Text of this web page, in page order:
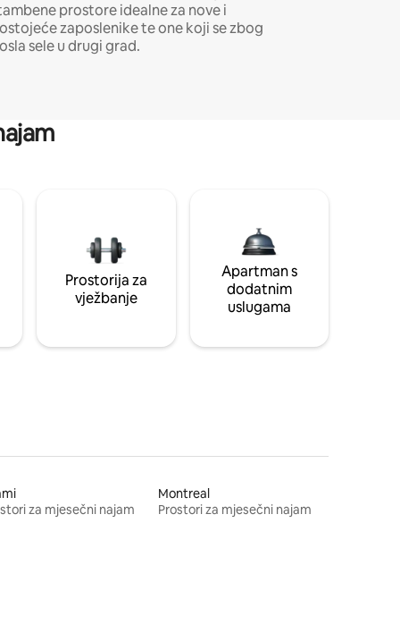
prostore idealne za nove i
zaposlenike te one koji se zbog
sele u drugi grad.
Prostorija za
vježbanje
Apartman s
dodatnim
uslugama
za mjesečni najam
Montreal
Prostori za mjesečni najam